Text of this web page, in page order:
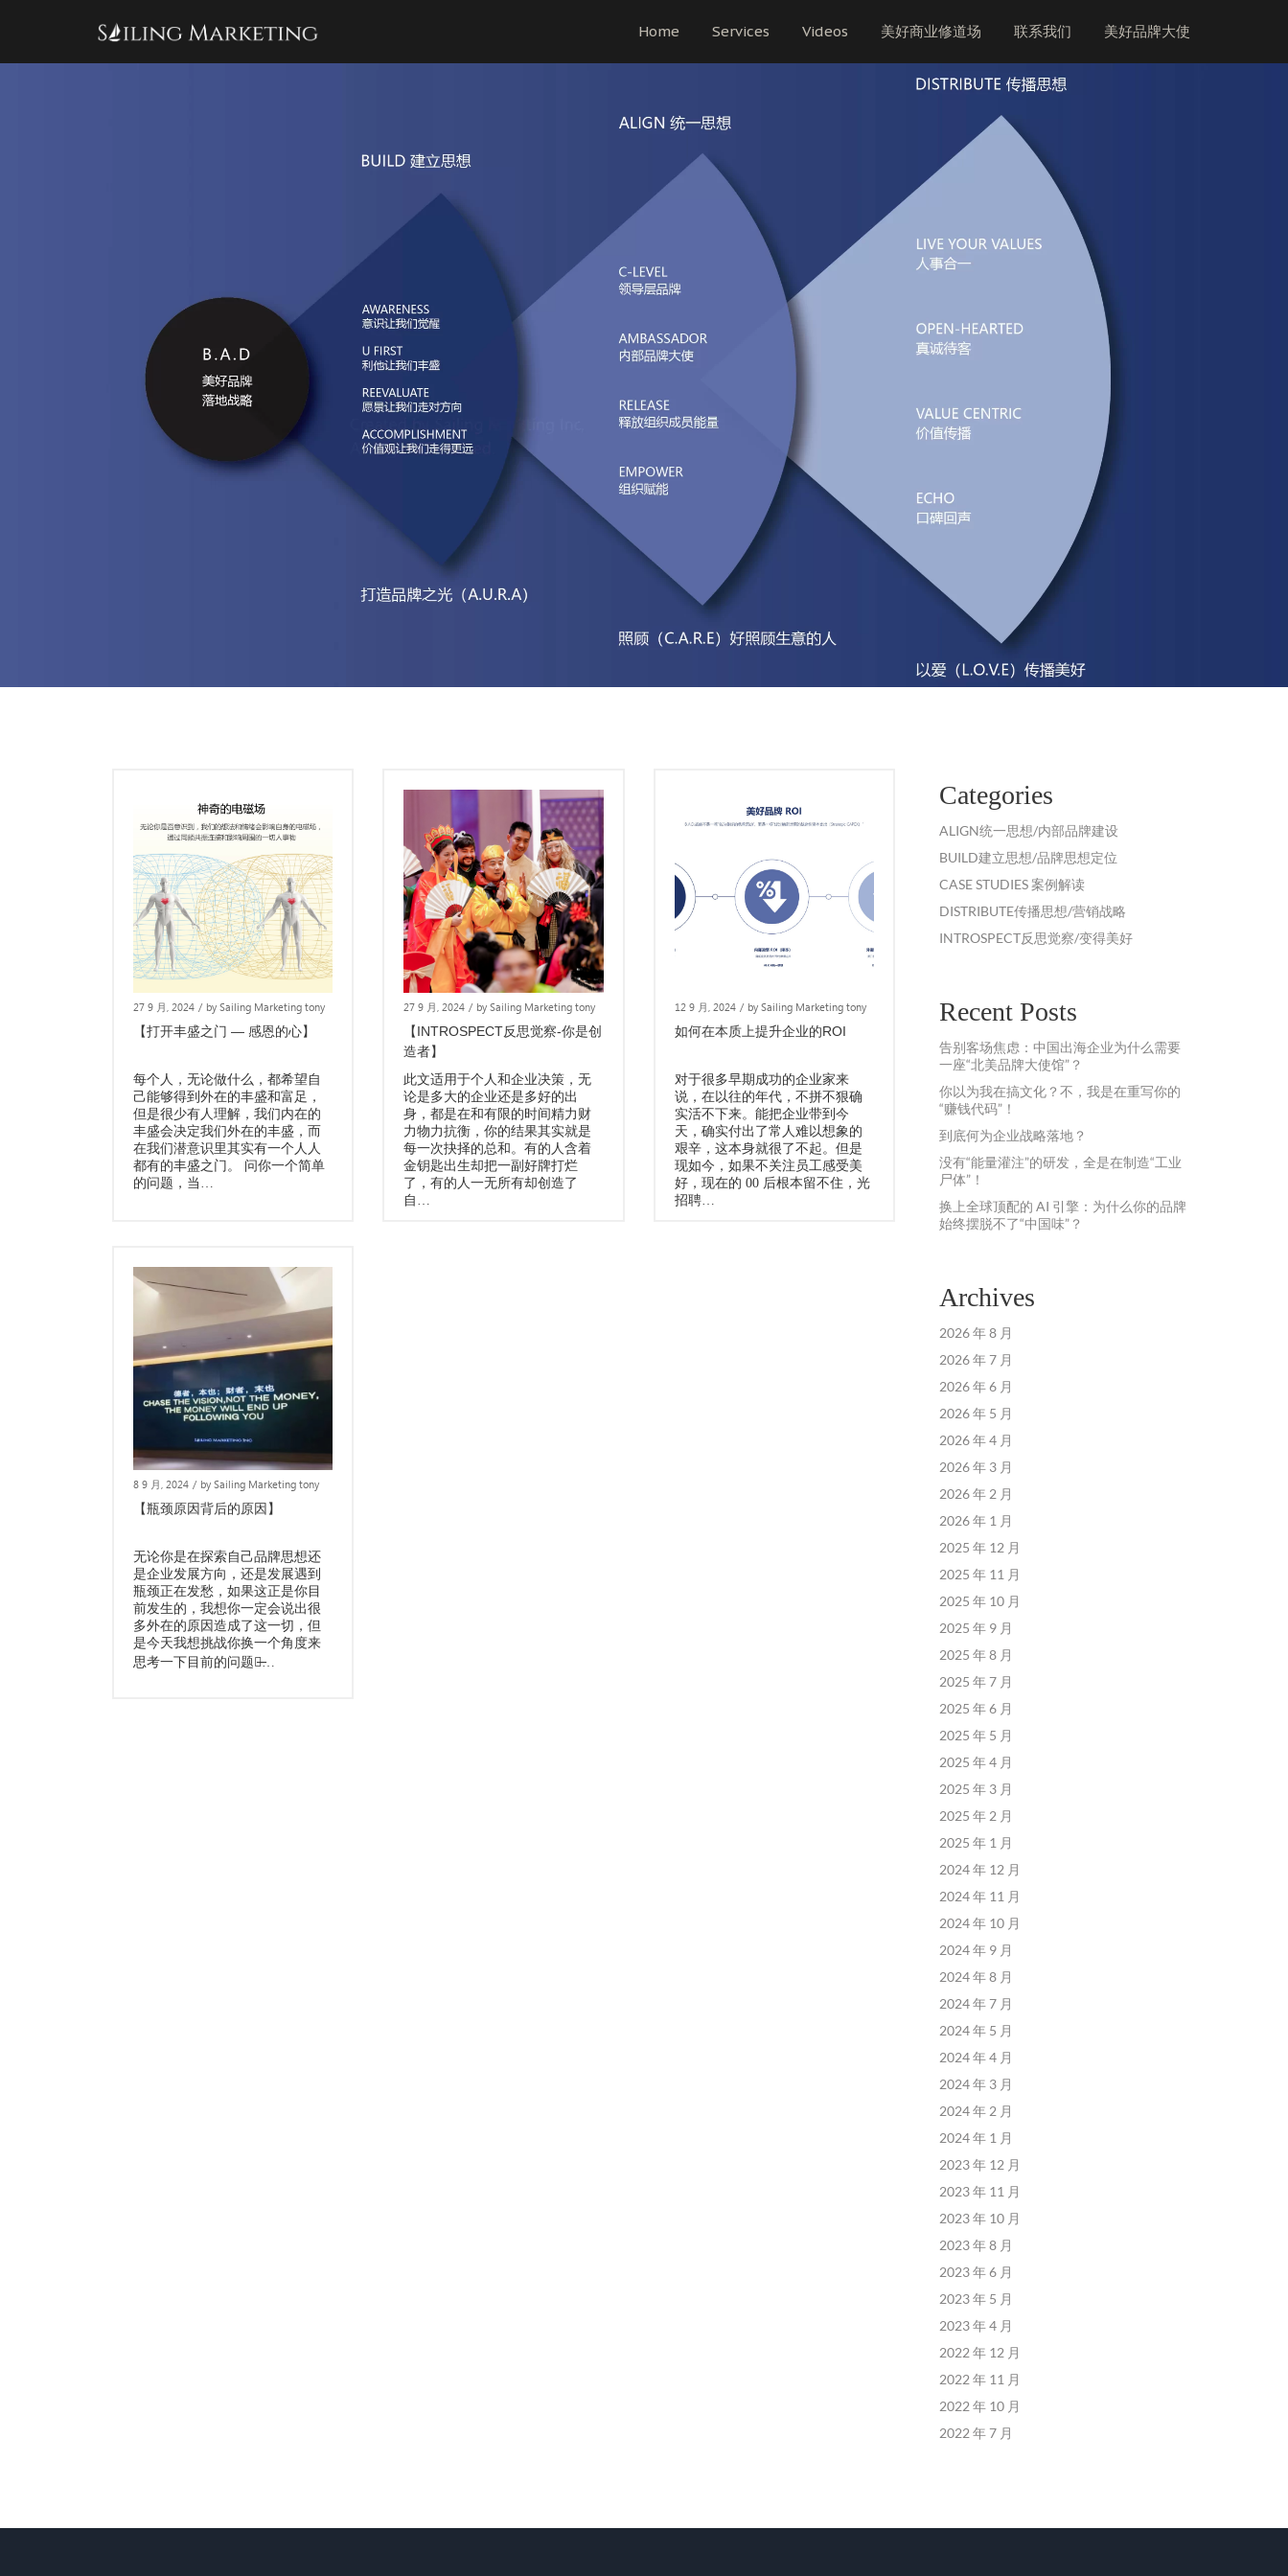
Home Services Videos 美好商业修道场 联系我们 美好品牌大使
27 9 月, 2024 / by Sailing Marketing tony
【打开丰盛之门 — 感恩的心】
每个人，无论做什么，都希望自
己能够得到外在的丰盛和富足，
但是很少有人理解，我们内在的
丰盛会决定我们外在的丰盛，而
在我们潜意识里其实有一个人人
都有的丰盛之门。 问你一个简单
的问题，当…
27 9 月, 2024 / by Sailing Marketing tony
【INTROSPECT反思觉察-你是创
造者】
此文适用于个人和企业决策，无
论是多大的企业还是多好的出
身，都是在和有限的时间精力财
力物力抗衡，你的结果其实就是
每一次抉择的总和。有的人含着
金钥匙出生却把一副好牌打烂
了，有的人一无所有却创造了
自…
12 9 月, 2024 / by Sailing Marketing tony
如何在本质上提升企业的ROI
对于很多早期成功的企业家来
说，在以往的年代，不拼不狠确
实活不下来。能把企业带到今
天，确实付出了常人难以想象的
艰辛，这本身就很了不起。但是
现如今，如果不关注员工感受美
好，现在的 00 后根本留不住，光
招聘…
8 9 月, 2024 / by Sailing Marketing tony
【瓶颈原因背后的原因】
无论你是在探索自己品牌思想还
是企业发展方向，还是发展遇到
瓶颈正在发愁，如果这正是你目
前发生的，我想你一定会说出很
多外在的原因造成了这一切，但
是今天我想挑战你换一个角度来
思考一下目前的问题。̶…
Categories
ALIGN统一思想/内部品牌建设
BUILD建立思想/品牌思想定位
CASE STUDIES 案例解读
DISTRIBUTE传播思想/营销战略
INTROSPECT反思觉察/变得美好
Recent Posts
告别客场焦虑：中国出海企业为什么需要
一座“北美品牌大使馆”？
你以为我在搞文化？不，我是在重写你的
“赚钱代码”！
到底何为企业战略落地？
没有“能量灌注”的研发，全是在制造“工业
尸体”！
换上全球顶配的 AI 引擎：为什么你的品牌
始终摆脱不了“中国味”？
Archives
2026 年 8 月
2026 年 7 月
2026 年 6 月
2026 年 5 月
2026 年 4 月
2026 年 3 月
2026 年 2 月
2026 年 1 月
2025 年 12 月
2025 年 11 月
2025 年 10 月
2025 年 9 月
2025 年 8 月
2025 年 7 月
2025 年 6 月
2025 年 5 月
2025 年 4 月
2025 年 3 月
2025 年 2 月
2025 年 1 月
2024 年 12 月
2024 年 11 月
2024 年 10 月
2024 年 9 月
2024 年 8 月
2024 年 7 月
2024 年 5 月
2024 年 4 月
2024 年 3 月
2024 年 2 月
2024 年 1 月
2023 年 12 月
2023 年 11 月
2023 年 10 月
2023 年 8 月
2023 年 6 月
2023 年 5 月
2023 年 4 月
2022 年 12 月
2022 年 11 月
2022 年 10 月
2022 年 7 月